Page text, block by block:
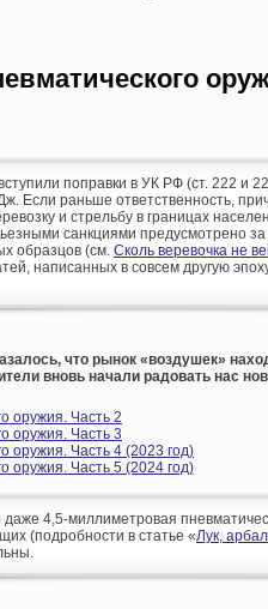
поправки в УК РФ (ст. 222 и
Если раньше ответственность,
и стрельбу в границах
санкциями предусмотрено
образцов (см. Сколь веревочка не
написанных в совсем другую
что рынок «воздушек»
вновь начали радовать нас
оружия. Часть 2
оружия. Часть 3
оружия. Часть 4 (2023 год)
оружия. Часть 5 (2024 год)
4,5-миллиметровая
(подробности в статье «Лук,